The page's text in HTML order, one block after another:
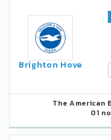
Brighton Hove
The American
01